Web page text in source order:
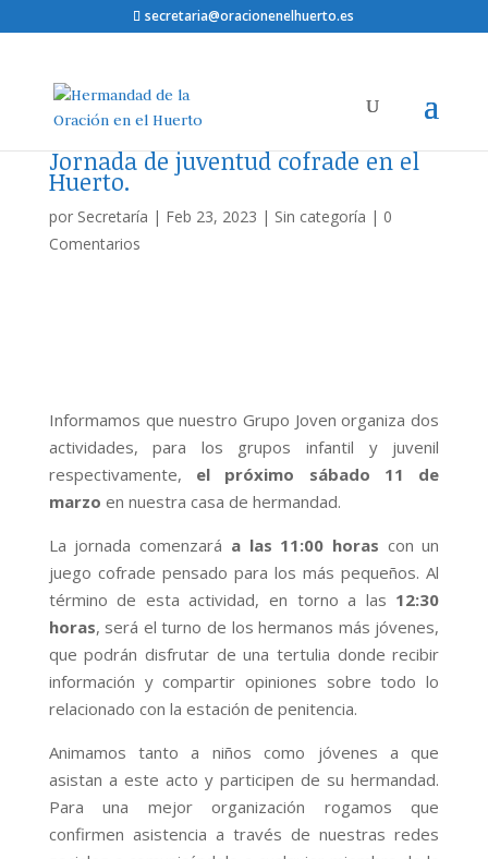
secretaria@oracionenelhuerto.es
Jornada de juventud cofrade en el
Huerto.
por Secretaría | Feb 23, 2023 | Sin categoría | 0
Comentarios
Informamos que nuestro Grupo Joven organiza dos
actividades, para los grupos infantil y juvenil
respectivamente, el próximo sábado 11 de
marzo en nuestra casa de hermandad.
La jornada comenzará a las 11:00 horas con un
juego cofrade pensado para los más pequeños. Al
término de esta actividad, en torno a las 12:30
horas, será el turno de los hermanos más jóvenes,
que podrán disfrutar de una tertulia donde recibir
información y compartir opiniones sobre todo lo
relacionado con la estación de penitencia.
Animamos tanto a niños como jóvenes a que
asistan a este acto y participen de su hermandad.
Para una mejor organización rogamos que
confirmen asistencia a través de nuestras redes